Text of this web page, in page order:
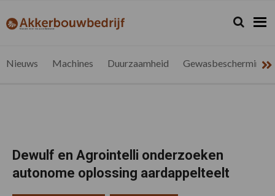
de
de
de
de
akkerbouwbedrijf.be
Nieuws
Zoeken...
Zoek
Nieuws Machines Duurzaamheid Gewasbescherming
Dewulf en Agrointelli onderzoeken
autonome oplossing aardappelteelt